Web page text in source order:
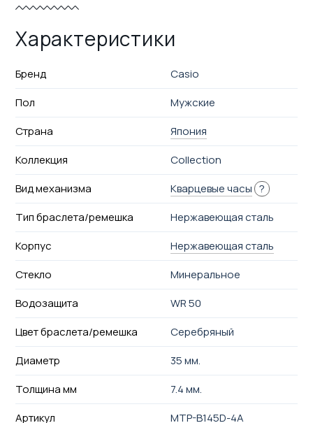
Характеристики
Бренд
Casio
Пол
Мужские
Страна
Япония
Коллекция
Collection
Вид механизма
Кварцевые часы ?
Тип браслета/ремешка
Нержавеющая сталь
Корпус
Нержавеющая сталь
Стекло
Минеральное
Водозащита
WR 50
Цвет браслета/ремешка
Серебряный
Диаметр
35 мм.
Толщина мм
7.4 мм.
Артикул
MTP-B145D-4A